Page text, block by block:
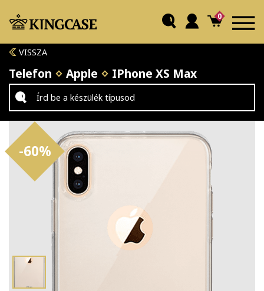
0
VISSZA
Telefon Apple IPhone XS Max
-60%